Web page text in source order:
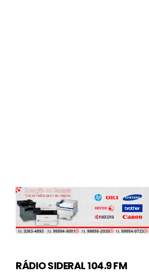
RÁDIO SIDERAL 104.9 FM